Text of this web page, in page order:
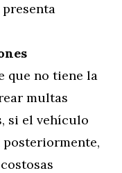
que no tiene la
multas
si el vehículo